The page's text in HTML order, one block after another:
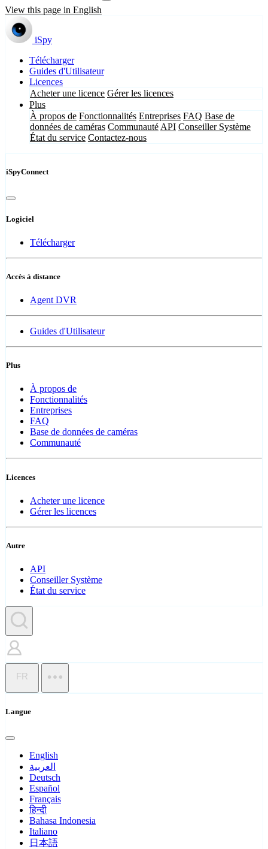
View this page in English
iSpy
Télécharger
Guides d'Utilisateur
Licences
Acheter une licence Gérer les licences
Plus
À propos de Fonctionnalités Entreprises FAQ Base de
données de caméras Communauté API Conseiller Système
État du service Contactez-nous
iSpyConnect
Logiciel
Télécharger
Accès à distance
Agent DVR
Guides d'Utilisateur
Plus
À propos de
Fonctionnalités
Entreprises
FAQ
Base de données de caméras
Communauté
Licences
Acheter une licence
Gérer les licences
Autre
API
Conseiller Système
État du service
FR
Langue
English
العربية
Deutsch
Español
Français
हिन्दी
Bahasa Indonesia
Italiano
日本語